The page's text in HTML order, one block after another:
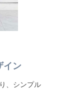
イン
、シンプル